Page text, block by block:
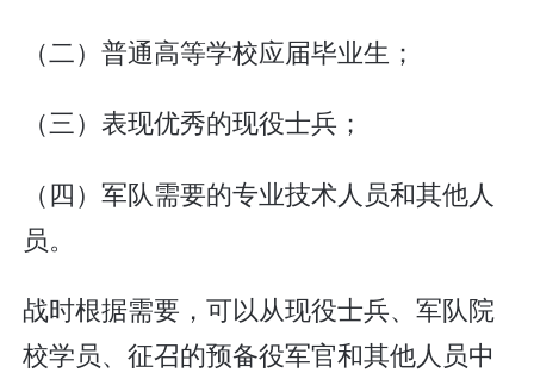
（二）普通高等学校应届毕业生；
（三）表现优秀的现役士兵；
（四）军队需要的专业技术人员和其他人
员。
战时根据需要，可以从现役士兵、军队院
校学员、征召的预备役军官和其他人员中